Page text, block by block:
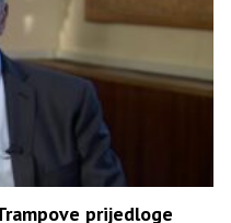
prijedloge